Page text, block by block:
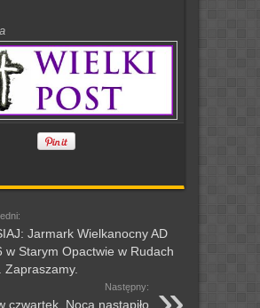
Jarmark Wielkanocny AD
w Starym Opactwie w Rudach
Zapraszamy.
Następny:
czwartek. Nocą nastąpiło